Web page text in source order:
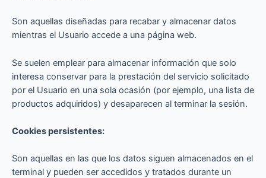
Son aquellas diseñadas para recabar y almacenar datos
mientras el Usuario accede a una página web.
Se suelen emplear para almacenar información que solo
interesa conservar para la prestación del servicio solicitado
por el Usuario en una sola ocasión (por ejemplo, una lista de
productos adquiridos) y desaparecen al terminar la sesión.
Cookies persistentes:
Son aquellas en las que los datos siguen almacenados en el
terminal y pueden ser accedidos y tratados durante un